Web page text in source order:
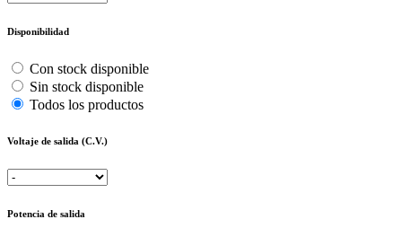
Disponibilidad
Con stock disponible
Sin stock disponible
Todos los productos
Voltaje de salida (C.V.)
Potencia de salida